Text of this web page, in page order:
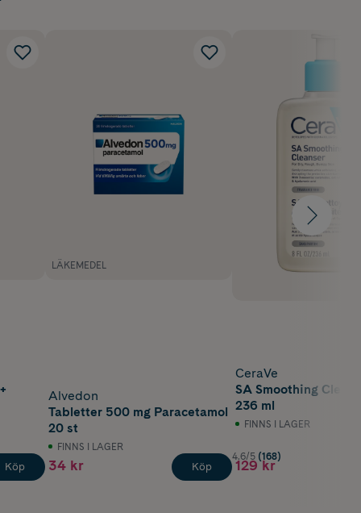
Köp
LÄKEMEDEL
Alvedon
Tabletter 500 mg Paracetamol
20 st
FINNS I LAGER
34 kr Köp
CeraVe
SA Smoothing
236 ml
FINNS I LAGER
4.6/5 (168)
129 kr